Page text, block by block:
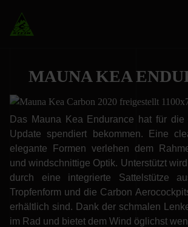
MAUNA KEA
Das Mauna Kea Endurance hat für
Update spendiert bekommen. Eine
elegante Formen verlehen dem
und windschnittige Optik. Unterstützt
durch eine integrierte Sattelstütze
Tropfenform und die Carbon
erhältlich sind. Dank der schmalen
im Rad und bietet dem Wind öglichst